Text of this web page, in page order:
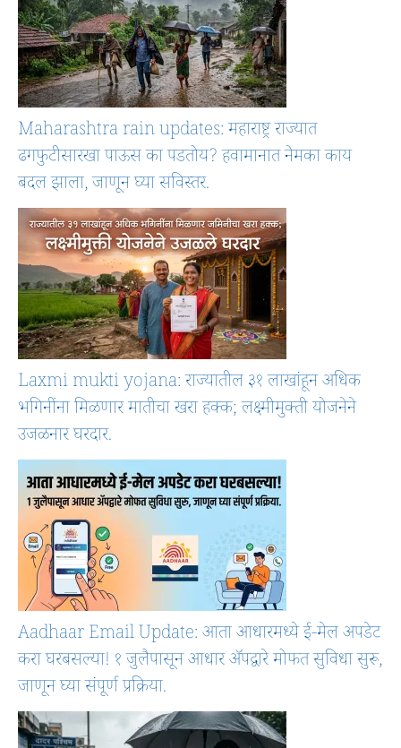
Maharashtra rain updates: महाराष्ट्र राज्यात
ढगफुटीसारखा पाऊस का पडतोय? हवामानात नेमका काय
बदल झाला, जाणून घ्या सविस्तर.
Laxmi mukti yojana: राज्यातील ३१ लाखांहून अधिक
भगिनींना मिळणार मातीचा खरा हक्क; लक्ष्मीमुक्ती योजनेने
उजळनार घरदार.
Aadhaar Email Update: आता आधारमध्ये ई-मेल अपडेट
करा घरबसल्या! १ जुलैपासून आधार ॲपद्वारे मोफत सुविधा सुरू,
जाणून घ्या संपूर्ण प्रक्रिया.